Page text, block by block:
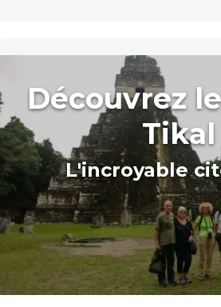
Découvrez
Tikal
L'incroyable